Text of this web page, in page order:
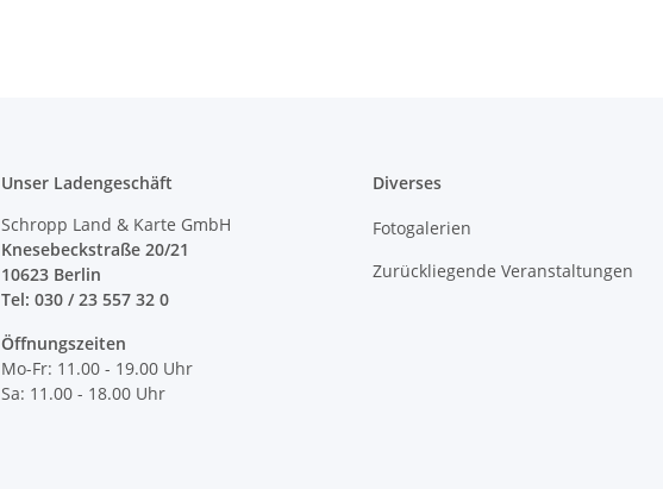
Unser Ladengeschäft
Schropp Land & Karte GmbH
Knesebeckstraße 20/21
10623 Berlin
Tel: 030 / 23 557 32 0
Öffnungszeiten
Mo-Fr: 11.00 - 19.00 Uhr
Sa: 11.00 - 18.00 Uhr
Diverses
Fotogalerien
Zurückliegende Veranstaltungen